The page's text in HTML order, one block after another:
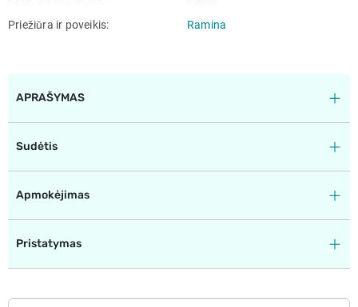
Priežiūra ir poveikis Ramina
APRAŠYMAS
Sudėtis
Apmokėjimas
Pristatymas